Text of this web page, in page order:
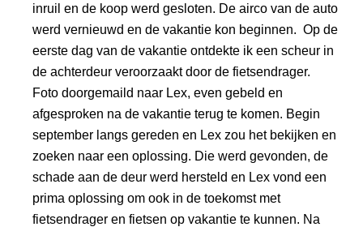
inruil en de koop werd gesloten. De airco van de auto
werd vernieuwd en de vakantie kon beginnen. Op de
eerste dag van de vakantie ontdekte ik een scheur in
de achterdeur veroorzaakt door de fietsendrager.
Foto doorgemaild naar Lex, even gebeld en
afgesproken na de vakantie terug te komen. Begin
september langs gereden en Lex zou het bekijken en
zoeken naar een oplossing. Die werd gevonden, de
schade aan de deur werd hersteld en Lex vond een
prima oplossing om ook in de toekomst met
fietsendrager en fietsen op vakantie te kunnen. Na